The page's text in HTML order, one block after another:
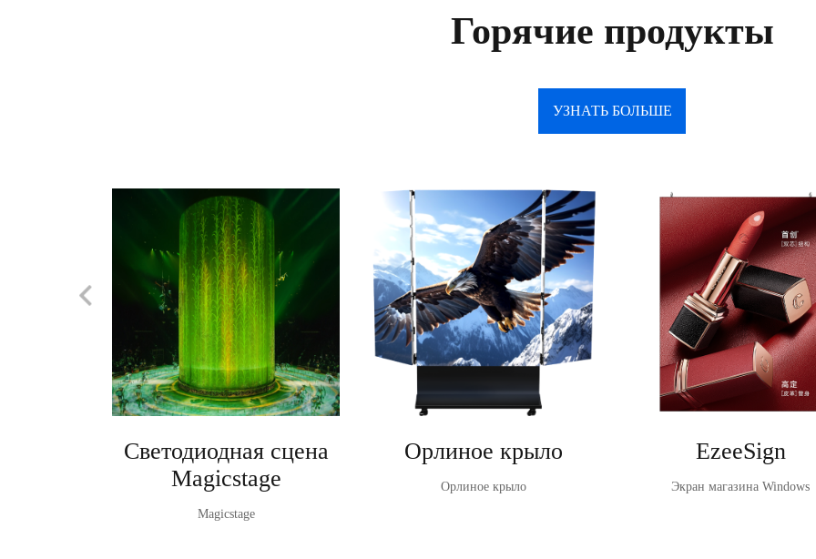
Горячие продукты
УЗНАТЬ БОЛЬШЕ
Светодиодная сцена
Magicstage
Magicstage
Орлиное крыло
Орлиное крыло
EzeeSign
Экран магазина Windows